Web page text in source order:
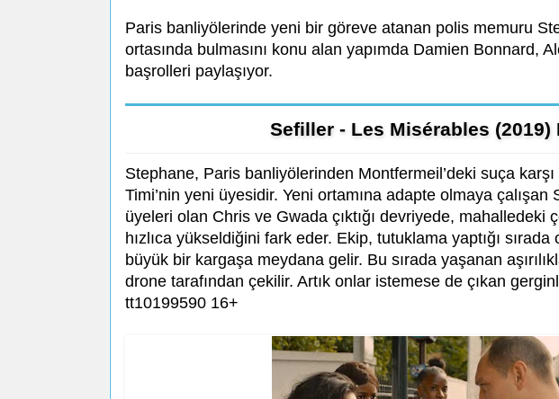
Paris banliyölerinde yeni bir göreve atanan polis memuru
ortasında bulmasını konu alan yapımda Damien Bonnard,
başrolleri paylaşıyor.
Sefiller - Les Misérables (2019)
Stephane, Paris banliyölerinden Montfermeil’deki suça
Timi’nin yeni üyesidir. Yeni ortamına adapte olmaya
üyeleri olan Chris ve Gwada çıktığı devriyede, mahalledeki
hızlıca yükseldiğini fark eder. Ekip, tutuklama yaptığı
büyük bir kargaşa meydana gelir. Bu sırada yaşanan
drone tarafından çekilir. Artık onlar istemese de çıkan
tt10199590 16+